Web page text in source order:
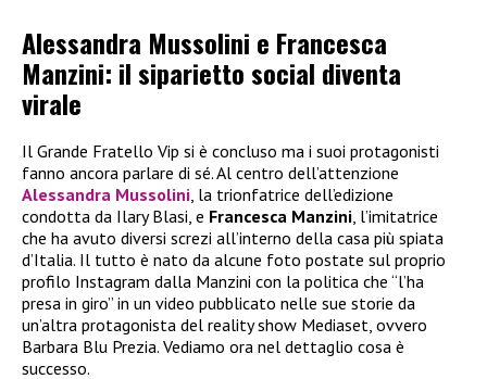
Alessandra Mussolini e Francesca
Manzini: il siparietto social diventa
virale
Il Grande Fratello Vip si è concluso ma i suoi protagonisti
fanno ancora parlare di sé. Al centro dell’attenzione
Alessandra Mussolini, la trionfatrice dell’edizione
condotta da Ilary Blasi, e Francesca Manzini, l’imitatrice
che ha avuto diversi screzi all’interno della casa più spiata
d’Italia. Il tutto è nato da alcune foto postate sul proprio
profilo Instagram dalla Manzini con la politica che “l’ha
presa in giro” in un video pubblicato nelle sue storie da
un’altra protagonista del reality show Mediaset, ovvero
Barbara Blu Prezia. Vediamo ora nel dettaglio cosa è
successo.